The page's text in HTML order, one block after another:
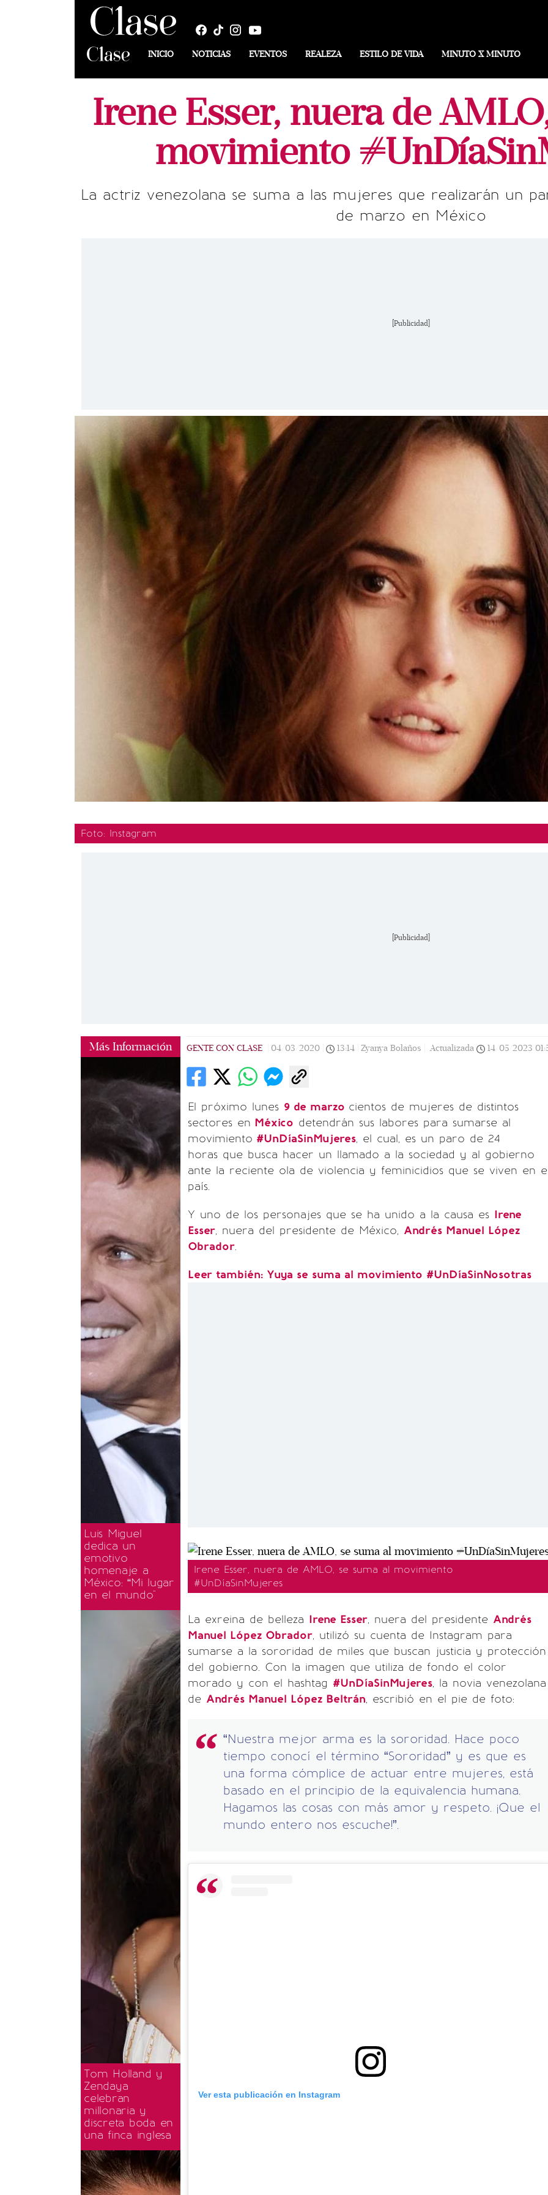
INICIO NOTICIAS EVENTOS REALEZA ESTILO DE VIDA MINUTO X MINUTO
Irene Esser, nuera de
movimiento
La actriz venezolana se suma a las mujeres que realizarán un
de marzo en México
[Publicidad]
Foto: Instagram
[Publicidad]
Más Información
Luis Miguel
dedica un
emotivo
homenaje a
México: “Mi lugar
en el mundo"
Tom Holland y
Zendaya
celebran
millonaria y
discreta boda en
una finca inglesa
GENTE CON CLASE 04/03/2020 13:14 Zyanya Bolaños | Actualizada 14/05/2023
El próximo lunes 9 de marzo cientos de mujeres de distintos
sectores en México detendrán sus labores para sumarse al
movimiento #UnDíaSinMujeres, el cual, es un paro de 24
horas que busca hacer un llamado a la sociedad y al gobierno
ante la reciente ola de violencia y feminicidios que se viven en
país.
Y uno de los personajes que se ha unido a la causa es Irene
Esser, nuera del presidente de México, Andrés Manuel López
Obrador.
Leer también: Yuya se suma al movimiento #UnDíaSinNosotras
Irene Esser, nuera de AMLO, se suma al movimiento
#UnDíaSinMujeres
La exreina de belleza Irene Esser, nuera del presidente Andrés
Manuel López Obrador, utilizó su cuenta de Instagram para
sumarse a la sororidad de miles que buscan justicia y protección
del gobierno. Con la imagen que utiliza de fondo el color
morado y con el hashtag #UnDíaSinMujeres, la novia venezolana
de Andrés Manuel López Beltrán, escribió en el pie de foto:
“Nuestra mejor arma es la sororidad. Hace poco
tiempo conocí el término “Sororidad” y es que es
una forma cómplice de actuar entre mujeres, está
basado en el principio de la equivalencia humana.
Hagamos las cosas con más amor y respeto. ¡Que el
mundo entero nos escuche!”.
Ver esta publicación en Instagram